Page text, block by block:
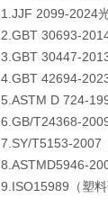
1.JJF 2099-2024
2.GBT 30693-
3.GBT 30447-
4.GBT 42694-
5.ASTM D 724-
6.GB/T24368-
7.SY/T5153-2007
8.ASTMD5946-
9.ISO15989（塑